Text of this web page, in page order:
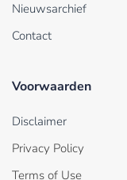
Nieuwsarchief
Contact
Voorwaarden
Disclaimer
Privacy Policy
Terms of Use